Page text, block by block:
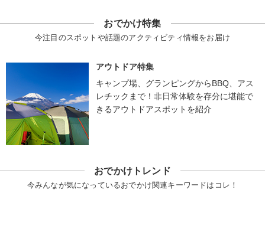
おでかけ特集
今注目のスポットや話題のアクティビティ情報をお届け
アウトドア特集
キャンプ場、グランピングからBBQ、アス
レチックまで！非日常体験を存分に堪能で
きるアウトドアスポットを紹介
おでかけトレンド
今みんなが気になっているおでかけ関連キーワードはコレ！